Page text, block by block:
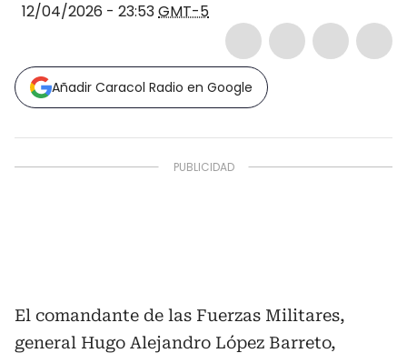
12/04/2026 - 23:53GMT-5
Añadir Caracol Radio en Google
El comandante de las Fuerzas Militares,
general Hugo Alejandro López Barreto,